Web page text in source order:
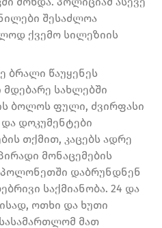
შესაძლოა
ქვემო სილეზიის
ბრალი წაუყენეს
მდებარე სახლებში
ბოლოს ფული, ძვირფასი
დოკუმენტები
თქმით, კაცებს ადრე
მონაცემების
პოლონეთში დაბრუნდნენ
საქმიანობა. 24 და
ოთხი და ხუთი
მათ